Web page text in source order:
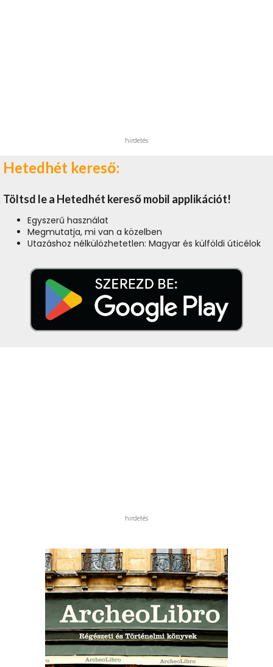
hirdetés
Hetedhét kereső:
Töltsd le a Hetedhét kereső mobil applikációt!
Egyszerű használat
Megmutatja, mi van a közelben
Utazáshoz nélkülözhetetlen: Magyar és külföldi úticélok
hirdetés